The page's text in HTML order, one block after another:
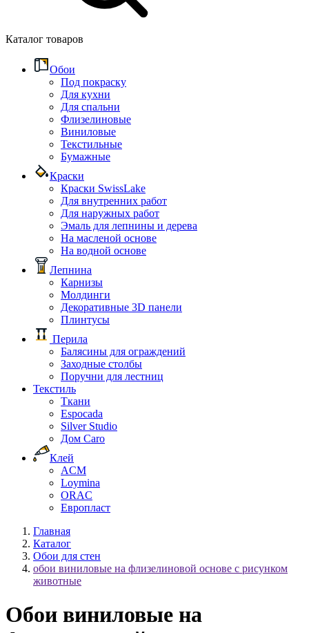
Каталог товаров
Обои
Под покраску
Для кухни
Для спальни
Флизелиновые
Виниловые
Текстильные
Бумажные
Краски
Краски SwissLake
Для внутренних работ
Для наружных работ
Эмаль для лепнины и дерева
На масленой основе
На водной основе
Лепнина
Карнизы
Молдинги
Декоративные 3D панели
Плинтусы
Перила
Балясины для ограждений
Заходные столбы
Поручни для лестниц
Текстиль
Ткани
Espocada
Silver Studio
Дом Caro
Клей
ACM
Loymina
ORAC
Европласт
Главная
Каталог
Обои для стен
обои виниловые на флизелиновой основе с рисунком
животные
Обои виниловые на